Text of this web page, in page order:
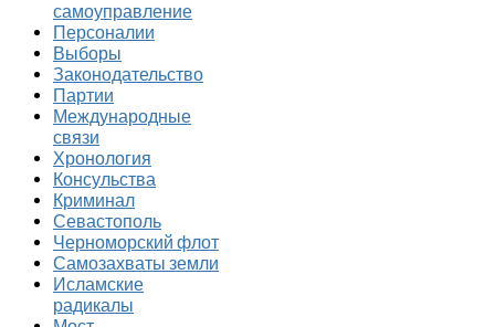
самоуправление
Персоналии
Выборы
Законодательство
Партии
Международные
связи
Хронология
Консульства
Криминал
Севастополь
Черноморский флот
Самозахваты земли
Исламские
радикалы